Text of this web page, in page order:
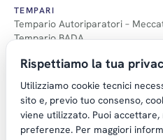
TEMPARI
Tempario Autoriparatori –
Tempario BADA
Guida Applicazione Tempi
Copyright ©
Rispettiamo la tua
Utilizziamo cookie tecnici
sito e, previo tuo consenso,
viene utilizzato. Puoi
preferenze. Per maggiori